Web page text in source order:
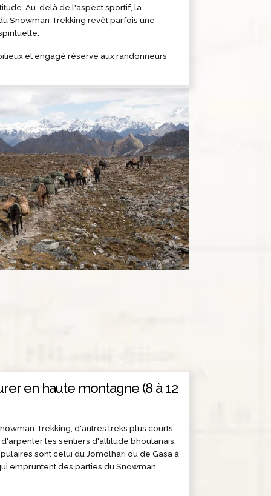
Au-delà de l'aspect sportif, la
Snowman Trekking revêt parfois une
et engagé réservé aux randonneurs
en haute montagne (8 à 12
Trekking, d'autres treks plus courts
les sentiers d'altitude bhoutanais.
sont celui du Jomolhari ou de Gasa à
empruntent des parties du Snowman